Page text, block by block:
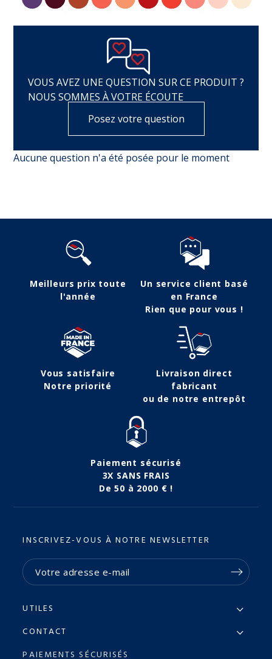
VOUS AVEZ UNE QUESTION SUR CE PRODUIT ?
NOUS SOMMES À VOTRE ÉCOUTE
Posez votre question
Aucune question n'a été posée pour le moment
Meilleurs prix toute
l'année
Un service client basé
en France
Rien que pour vous !
Vous satisfaire
Notre priorité
Livraison direct
fabricant
ou de notre entrepôt
Paiement sécurisé
3X SANS FRAIS
De 50 à 2000 € !
INSCRIVEZ-VOUS À NOTRE NEWSLETTER
UTILES
CONTACT
PAIEMENTS SÉCURISÉS